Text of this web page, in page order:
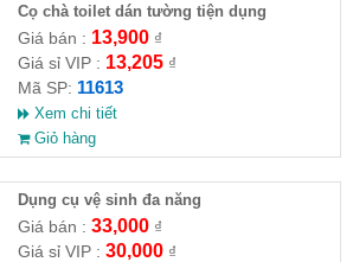
Cọ chà toilet dán tường tiện dụng
Giá bán : 13,900₫
Giá sỉ VIP : 13,205₫
Mã SP: 11613
Xem chi tiết
Giỏ hàng
Dụng cụ vệ sinh đa năng
Giá bán : 33,000₫
Giá sỉ VIP : 30,000₫